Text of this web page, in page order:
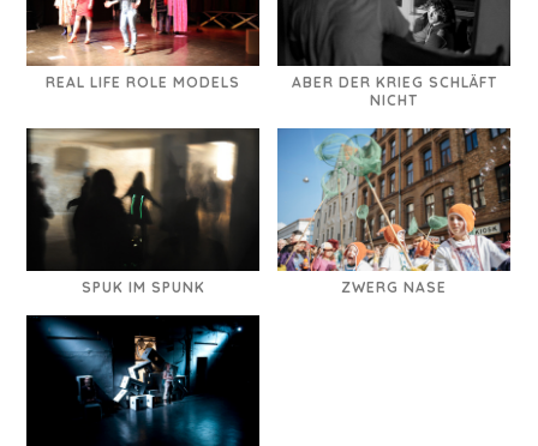
REAL LIFE ROLE MODELS
ABER DER KRIEG SCHLÄFT
NICHT
SPUK IM SPUNK ZWERG NASE